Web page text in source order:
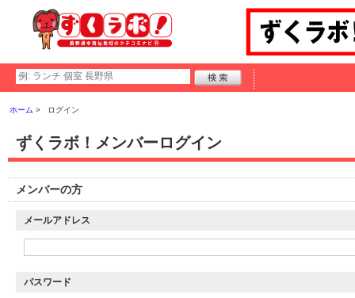
ホーム ログイン
ずくラボ！メンバーログイン
メンバーの方
メールアドレス
パスワード